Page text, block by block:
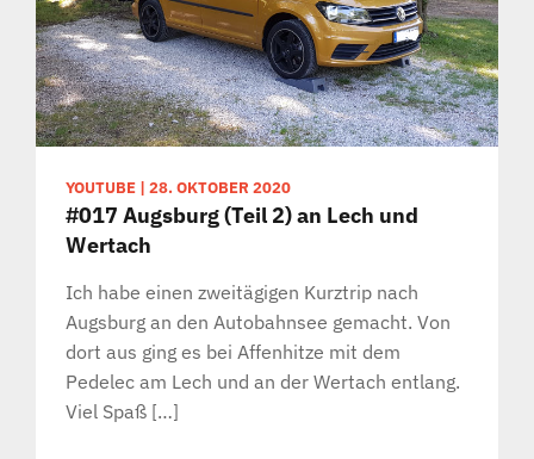
YOUTUBE | 28. OKTOBER 2020
#017 Augsburg (Teil 2) an Lech und
Wertach
Ich habe einen zweitägigen Kurztrip nach
Augsburg an den Autobahnsee gemacht. Von
dort aus ging es bei Affenhitze mit dem
Pedelec am Lech und an der Wertach entlang.
Viel Spaß […]